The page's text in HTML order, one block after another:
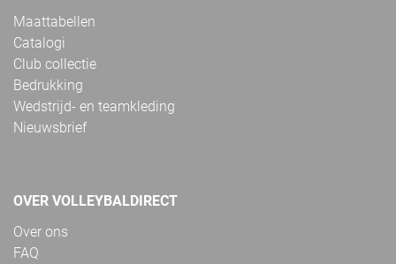
Maattabellen
Catalogi
Club collectie
Bedrukking
Wedstrijd- en teamkleding
Nieuwsbrief
OVER VOLLEYBALDIRECT
Over ons
FAQ